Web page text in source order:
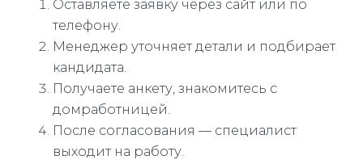
Оставляете заявку через сайт или по
телефону.
Менеджер уточняет детали и подбирает
кандидата.
Получаете анкету, знакомитесь с
домработницей.
После согласования — специалист
выходит на работу.